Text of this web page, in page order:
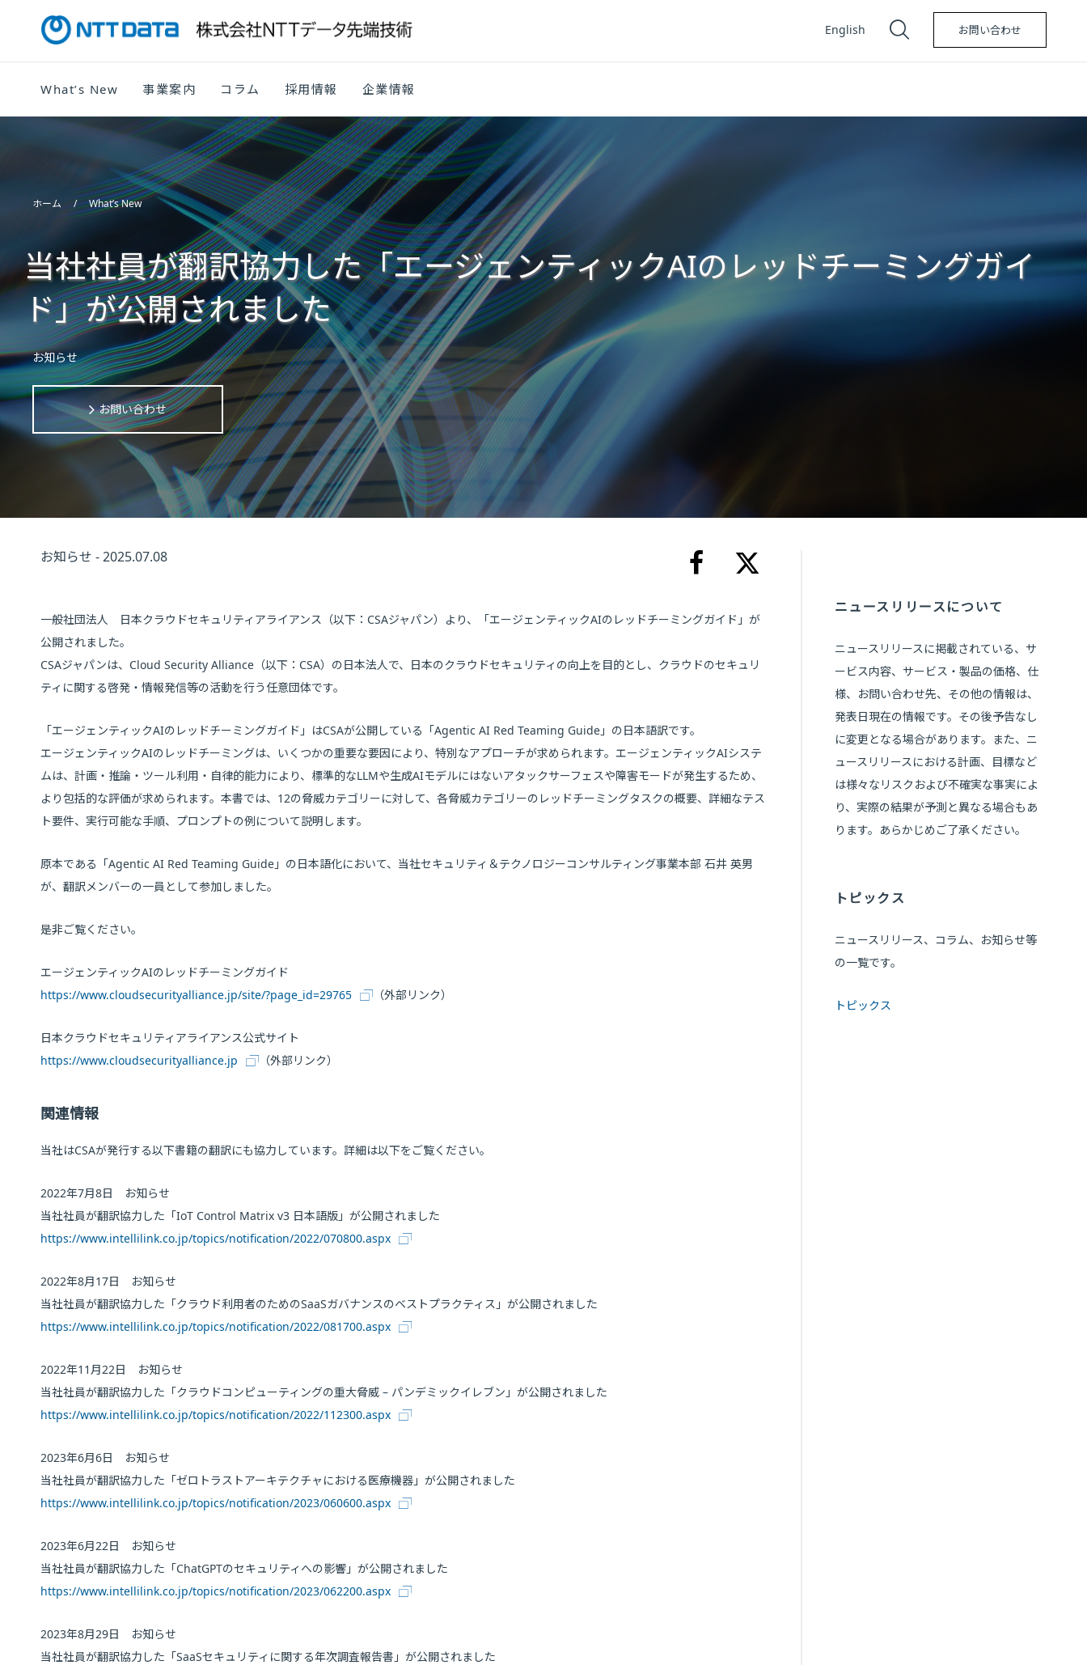
What’s New 事業案内 コラム 採用情報 企業情報
English お問い合わせ
ホーム What’s New
当社社員が翻訳協力した「エージェンティックAIのレッドチーミングガイ
ド」が公開されました
お知らせ
お問い合わせ
お知らせ - 2025.07.08
一般社団法人 日本クラウドセキュリティアライアンス（以下：CSAジャパン）より、「エージェンティックAIのレッドチーミングガイド」が
公開されました。
CSAジャパンは、Cloud Security Alliance（以下：CSA）の日本法人で、日本のクラウドセキュリティの向上を目的とし、クラウドのセキュリ
ティに関する啓発・情報発信等の活動を行う任意団体です。
「エージェンティックAIのレッドチーミングガイド」はCSAが公開している「Agentic AI Red Teaming Guide」の日本語訳です。
エージェンティックAIのレッドチーミングは、いくつかの重要な要因により、特別なアプローチが求められます。エージェンティックAIシステ
ムは、計画・推論・ツール利用・自律的能力により、標準的なLLMや生成AIモデルにはないアタックサーフェスや障害モードが発生するため、
より包括的な評価が求められます。本書では、12の脅威カテゴリーに対して、各脅威カテゴリーのレッドチーミングタスクの概要、詳細なテス
ト要件、実行可能な手順、プロンプトの例について説明します。
原本である「Agentic AI Red Teaming Guide」の日本語化において、当社セキュリティ＆テクノロジーコンサルティング事業本部 石井 英男
が、翻訳メンバーの一員として参加しました。
是非ご覧ください。
エージェンティックAIのレッドチーミングガイド
https://www.cloudsecurityalliance.jp/site/?page_id=29765
（外部リンク）
日本クラウドセキュリティアライアンス公式サイト
https://www.cloudsecurityalliance.jp
（外部リンク）
関連情報
当社はCSAが発行する以下書籍の翻訳にも協力しています。詳細は以下をご覧ください。
2022年7月8日 お知らせ
当社社員が翻訳協力した「IoT Control Matrix v3 日本語版」が公開されました
https://www.intellilink.co.jp/topics/notification/2022/070800.aspx
2022年8月17日 お知らせ
当社社員が翻訳協力した「クラウド利用者のためのSaaSガバナンスのベストプラクティス」が公開されました
https://www.intellilink.co.jp/topics/notification/2022/081700.aspx
2022年11月22日 お知らせ
当社社員が翻訳協力した「クラウドコンピューティングの重大脅威 – パンデミックイレブン」が公開されました
https://www.intellilink.co.jp/topics/notification/2022/112300.aspx
2023年6月6日 お知らせ
当社社員が翻訳協力した「ゼロトラストアーキテクチャにおける医療機器」が公開されました
https://www.intellilink.co.jp/topics/notification/2023/060600.aspx
2023年6月22日 お知らせ
当社社員が翻訳協力した「ChatGPTのセキュリティへの影響」が公開されました
https://www.intellilink.co.jp/topics/notification/2023/062200.aspx
2023年8月29日 お知らせ
当社社員が翻訳協力した「SaaSセキュリティに関する年次調査報告書」が公開されました
ニュースリリースについて
ニュースリリースに掲載されている、サ
ービス内容、サービス・製品の価格、仕
様、お問い合わせ先、その他の情報は、
発表日現在の情報です。その後予告なし
に変更となる場合があります。また、ニ
ュースリリースにおける計画、目標など
は様々なリスクおよび不確実な事実によ
り、実際の結果が予測と異なる場合もあ
ります。あらかじめご了承ください。
トピックス
ニュースリリース、コラム、お知らせ等
の一覧です。
トピックス